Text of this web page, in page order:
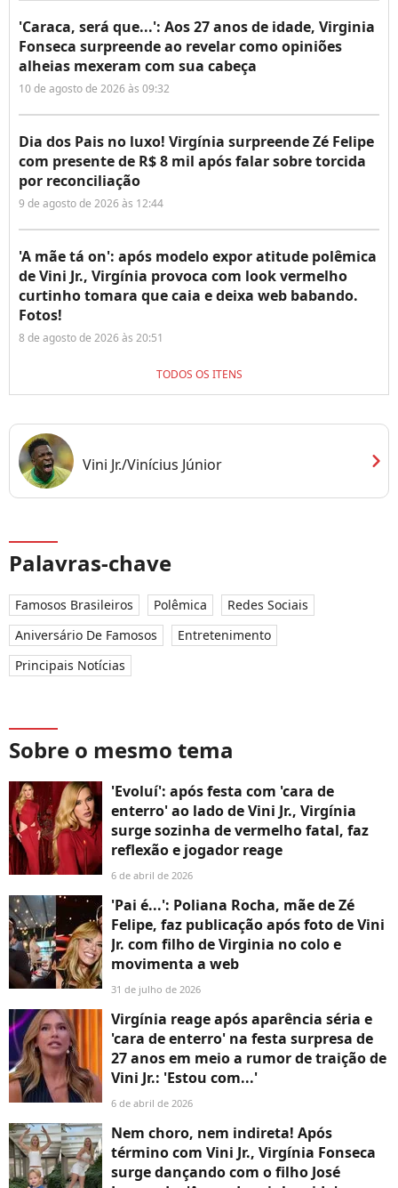
'Caraca, será que...': Aos 27 anos de idade, Virginia
Fonseca surpreende ao revelar como opiniões
alheias mexeram com sua cabeça
10 de agosto de 2026 às 09:32
Dia dos Pais no luxo! Virgínia surpreende Zé Felipe
com presente de R$ 8 mil após falar sobre torcida
por reconciliação
9 de agosto de 2026 às 12:44
'A mãe tá on': após modelo expor atitude polêmica
de Vini Jr., Virgínia provoca com look vermelho
curtinho tomara que caia e deixa web babando.
Fotos!
8 de agosto de 2026 às 20:51
TODOS OS ITENS
Vini Jr./Vinícius Júnior chevron_right
Palavras-chave
Famosos Brasileiros Polêmica
Redes Sociais
Aniversário De Famosos
Entretenimento
Principais Notícias
Sobre o mesmo tema
'Evoluí': após festa com 'cara de
enterro' ao lado de Vini Jr., Virgínia
surge sozinha de vermelho fatal, faz
reflexão e jogador reage
6 de abril de 2026
'Pai é...': Poliana Rocha, mãe de Zé
Felipe, faz publicação após foto de Vini
Jr. com filho de Virginia no colo e
movimenta a web
31 de julho de 2026
Virgínia reage após aparência séria e
'cara de enterro' na festa surpresa de
27 anos em meio a rumor de traição de
Vini Jr.: 'Estou com...'
6 de abril de 2026
Nem choro, nem indireta! Após
término com Vini Jr., Virgínia Fonseca
surge dançando com o filho José